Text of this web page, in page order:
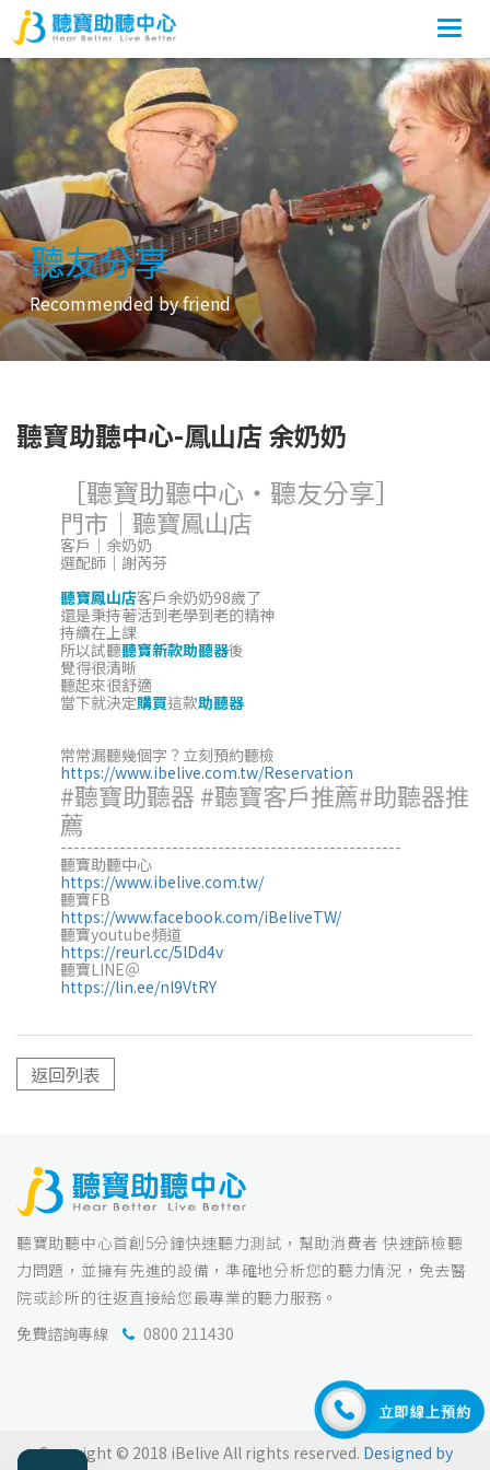
聽友分享
Recommended by friend
聽寶助聽中心-鳳山店 余奶奶
［聽寶助聽中心‧聽友分享］
門市｜聽寶鳳山店
客戶｜余奶奶
選配師｜謝芮芬
聽寶鳳山店客戶余奶奶98歲了
還是秉持著活到老學到老的精神
持續在上課
所以試聽聽寶新款助聽器後
覺得很清晰
聽起來很舒適
當下就決定購買這款助聽器
常常漏聽幾個字？立刻預約聽檢
https://www.ibelive.com.tw/Reservation
#聽寶助聽器 #聽寶客戶推薦#助聽器推
薦
----------------------------------------------------
聽寶助聽中心
https://www.ibelive.com.tw/
聽寶FB
https://www.facebook.com/iBeliveTW/
聽寶youtube頻道
https://reurl.cc/5lDd4v
聽寶LINE＠
https://lin.ee/nl9VtRY
返回列表
聽寶助聽中心首創5分鐘快速聽力測試，幫助消費者 快速篩檢聽
力問題，並擁有先進的設備，準確地分析您的聽力情況，免去醫
院或診所的往返直接給您最專業的聽力服務。
免費諮詢專線
0800 211430
Copyright © 2018 iBelive All rights reserved. Designed by